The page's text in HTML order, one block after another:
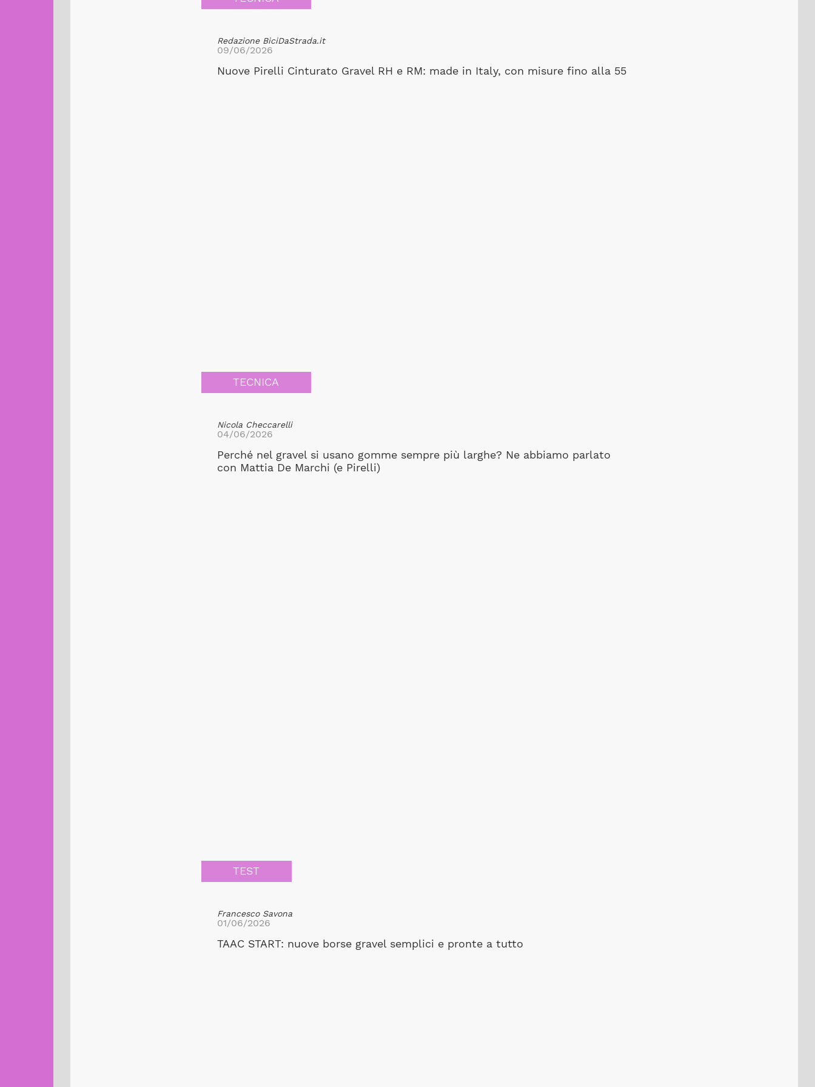
Redazione BiciDaStrada.it
09/06/2026
Nuove Pirelli Cinturato Gravel RH e RM: made in Italy, con misure fino alla 55
TECNICA
Nicola Checcarelli
04/06/2026
Perché nel gravel si usano gomme sempre più larghe? Ne abbiamo parlato
con Mattia De Marchi (e Pirelli)
TEST
Francesco Savona
01/06/2026
TAAC START: nuove borse gravel semplici e pronte a tutto